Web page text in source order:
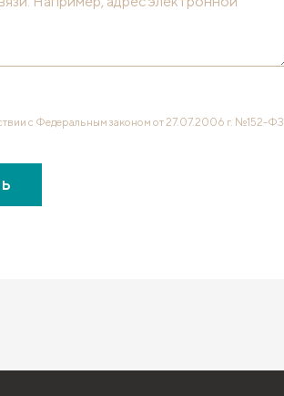
с Федеральным законом от 27.07.2006 г. №152-ФЗ